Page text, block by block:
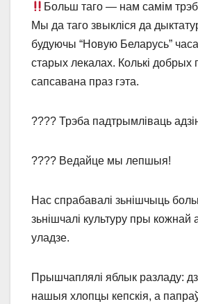
Больш таго ― нам самім
Мы да таго звыкліся да
будуючы “Новую Беларусь”
старых лекалах. Колькі добрых
сапсавана праз гэта.
???? Трэба падтрымліваць
???? Ведайце мы лепшыя!
Нас спрабавалі зьнішчыць
зьнішчалі культуру пры кожнай
уладзе.
Прышчаплялі яблык разладу:
нашыя хлопцы кепскія, а